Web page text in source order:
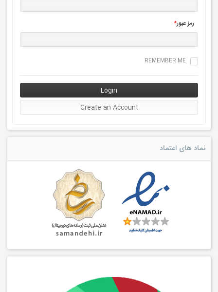
رمز عبور*
REMEMBER ME
نماد های اعتماد